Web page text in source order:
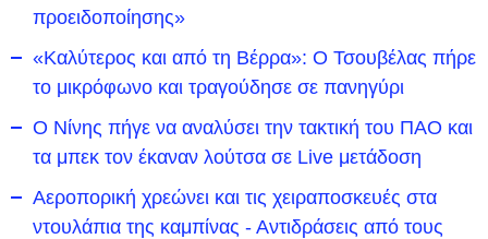
προειδοποίησης»
«Καλύτερος και από τη Βέρρα»: Ο Τσουβέλας πήρε
το μικρόφωνο και τραγούδησε σε πανηγύρι
Ο Νίνης πήγε να αναλύσει την τακτική του ΠΑΟ και
τα μπεκ τον έκαναν λούτσα σε Live μετάδοση
Αεροπορική χρεώνει και τις χειραποσκευές στα
ντουλάπια της καμπίνας - Αντιδράσεις από τους